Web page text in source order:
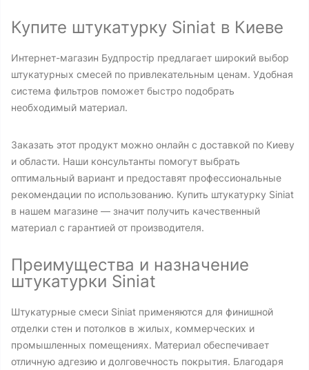
Купите штукатурку Siniat в Киеве
Интернет-магазин Будпростір предлагает широкий выбор
штукатурных смесей по привлекательным ценам. Удобная
система фильтров поможет быстро подобрать
необходимый материал.
Заказать этот продукт можно онлайн с доставкой по Киеву
и области. Наши консультанты помогут выбрать
оптимальный вариант и предоставят профессиональные
рекомендации по использованию. Купить штукатурку Siniat
в нашем магазине — значит получить качественный
материал с гарантией от производителя.
Преимущества и назначение
штукатурки Siniat
Штукатурные смеси Siniat применяются для финишной
отделки стен и потолков в жилых, коммерческих и
промышленных помещениях. Материал обеспечивает
отличную адгезию и долговечность покрытия. Благодаря